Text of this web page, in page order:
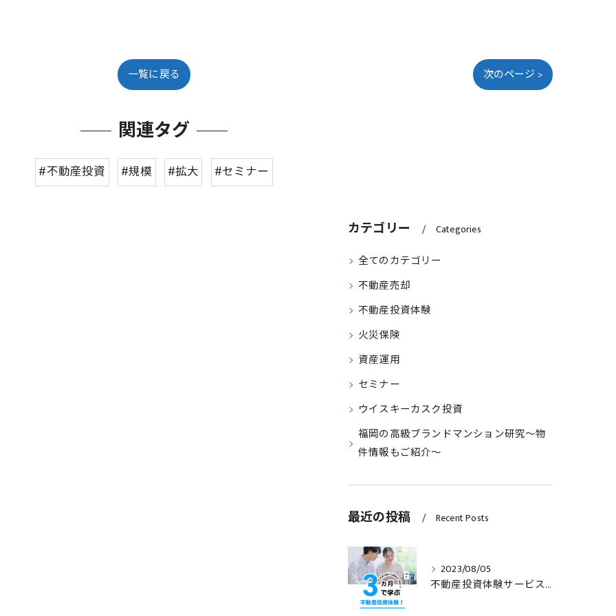
一覧に戻る 次のページ >
関連タグ
#不動産投資 #規模 #拡大 #セミナー
カテゴリー Categories
全てのカテゴリー
不動産売却
不動産投資体験
火災保険
資産運用
セミナー
ウイスキーカスク投資
福岡の高級ブランドマンション研究～物
件情報もご紹介～
最近の投稿 Recent Posts
2023/08/05
不動産投資体験サービスのサービス内容を見直します！